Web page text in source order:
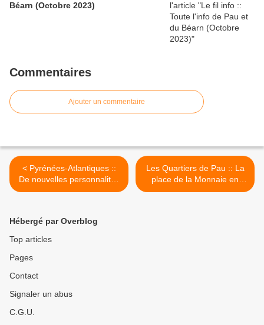
Béarn (Octobre 2023)
Commentaires
Ajouter un commentaire
< Pyrénées-Atlantiques ::
De nouvelles personnalités
pour En Marche 64 /
Les Quartiers de Pau :: La
place de la Monnaie en
réunion publique / Pau Infos
Hébergé par Overblog
Top articles
Pages
Contact
Signaler un abus
C.G.U.